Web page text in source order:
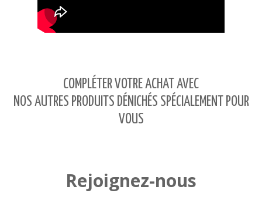
COMPLÉTER VOTRE ACHAT AVEC
NOS AUTRES PRODUITS DÉNICHÉS SPÉCIALEMENT POUR
VOUS
Rejoignez-nous